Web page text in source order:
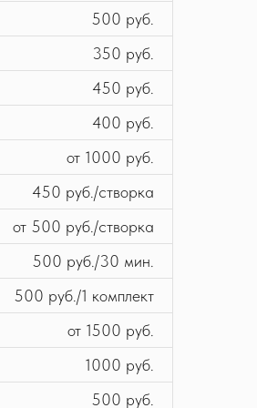
500 руб.
350 руб.
450 руб.
400 руб.
от 1000 руб.
450 руб./створка
от 500 руб./створка
500 руб./30 мин.
500 руб./1 комплект
от 1500 руб.
1000 руб.
500 руб.